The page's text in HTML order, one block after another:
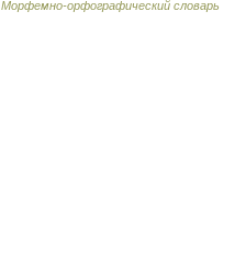
Морфемно-орфографический словарь